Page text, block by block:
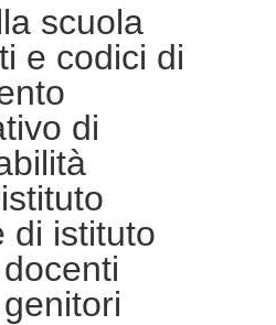
scuola
e codici di
di
di istituto